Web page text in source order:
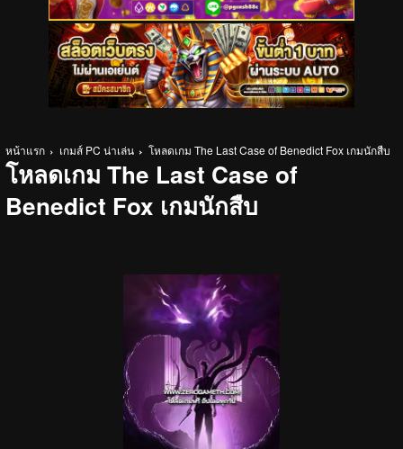
หน้าแรก เกมส์ PC น่าเล่น โหลดเกม The Last Case of Benedict Fox เกมนักสืบ
โหลดเกม The Last Case of
Benedict Fox เกมนักสืบ